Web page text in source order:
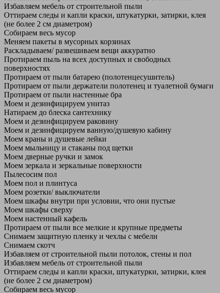
Избавляем мебель от строительной пыли
Оттираем следы и капли краски, штукатурки, затирки, клея
(не более 2 см диаметром)
Собираем весь мусор
Меняем пакеты в мусорных корзинах
Раскладываем/ развешиваем вещи аккуратно
Протираем пыль на всех доступных и свободных
поверхностях
Протираем от пыли батарею (полотенцесушитель)
Протираем от пыли держатели полотенец и туалетной бумаги
Протираем от пыли настенные бра
Моем и дезинфицируем унитаз
Натираем до блеска сантехнику
Моем и дезинфицируем раковину
Моем и дезинфицируем ванную/душевую кабину
Моем краны и душевые лейки
Моем мыльницу и стаканы под щетки
Моем дверные ручки и замок
Моем зеркала и зеркальные поверхности
Пылесосим пол
Моем пол и плинтуса
Моем розетки/ выключатели
Моем шкафы внутри при условии, что они пустые
Моем шкафы сверху
Моем настенный кафель
Протираем от пыли все мелкие и крупные предметы
Снимаем защитную пленку и чехлы с мебели
Снимаем скотч
Избавляем от строительной пыли потолок, стены и пол
Избавляем мебель от строительной пыли
Оттираем следы и капли краски, штукатурки, затирки, клея
(не более 2 см диаметром)
Собираем весь мусор